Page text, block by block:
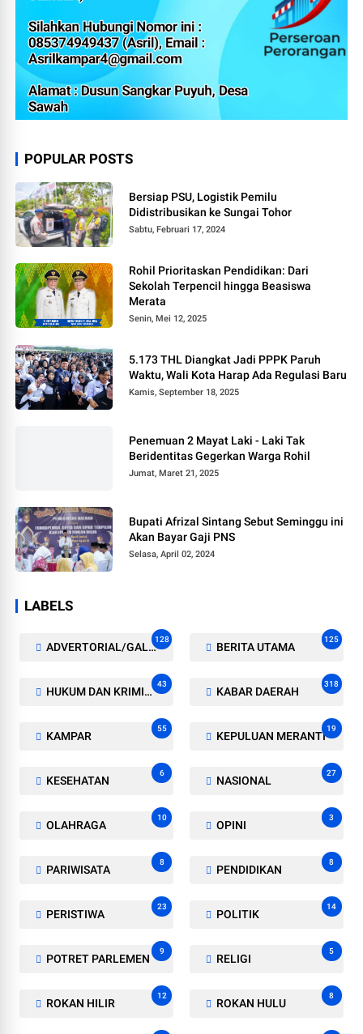
POPULAR POSTS
Bersiap PSU, Logistik Pemilu
Didistribusikan ke Sungai Tohor
Sabtu, Februari 17, 2024
Rohil Prioritaskan Pendidikan: Dari
Sekolah Terpencil hingga Beasiswa
Merata
Senin, Mei 12, 2025
5.173 THL Diangkat Jadi PPPK Paruh
Waktu, Wali Kota Harap Ada Regulasi Baru
Kamis, September 18, 2025
Penemuan 2 Mayat Laki - Laki Tak
Beridentitas Gegerkan Warga Rohil
Jumat, Maret 21, 2025
Bupati Afrizal Sintang Sebut Seminggu ini
Akan Bayar Gaji PNS
Selasa, April 02, 2024
LABELS
ADVERTORIAL/GALERI
128
BERITA UTAMA
125
HUKUM DAN KRIMINAL
43
KABAR DAERAH
318
KAMPAR
55
KEPULUAN MERANTI
19
KESEHATAN
6
NASIONAL
27
OLAHRAGA
10
OPINI
3
PARIWISATA
8
PENDIDIKAN
8
PERISTIWA
23
POLITIK
14
POTRET PARLEMEN
9
RELIGI
5
ROKAN HILIR
12
ROKAN HULU
8